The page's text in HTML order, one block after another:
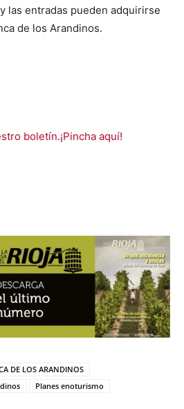
las entradas pueden adquirirse
de los Arandinos.
boletín.¡Pincha aquí!
DE LOS ARANDINOS
Planes enoturismo